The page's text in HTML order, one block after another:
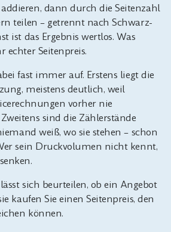
dann durch die Seitenzahl
teilen – getrennt nach Schwarz-
ist das Ergebnis wertlos. Was
echter Seitenpreis.
fast immer auf. Erstens liegt die
meistens deutlich, weil
vorher nie
sind die Zählerstände
weiß, wo sie stehen – schon
sein Druckvolumen nicht kennt,
sich beurteilen, ob ein Angebot
kaufen Sie einen Seitenpreis, den
können.